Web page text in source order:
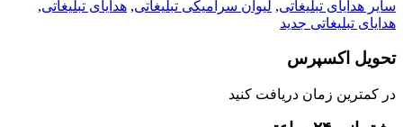
سایر هدایای تبلیغاتی, لیوان سرامیکی تبلیغاتی, هدایای تبلیغاتی,
هدایای تبلیغاتی جدید
تحویل اکسپرس
در کمترین زمان دریافت کنید